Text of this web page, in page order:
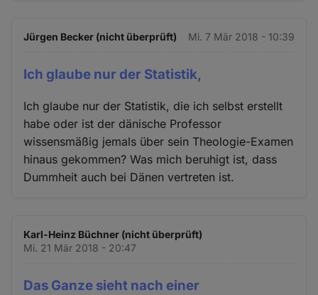
Jürgen Becker (nicht überprüft) Mi. 7 Mär 2018 - 10:39
Ich glaube nur der Statistik,
Ich glaube nur der Statistik, die ich selbst erstellt
habe oder ist der dänische Professor
wissensmäßig jemals über sein Theologie-Examen
hinaus gekommen? Was mich beruhigt ist, dass
Dummheit auch bei Dänen vertreten ist.
Karl-Heinz Büchner (nicht überprüft)
Mi. 21 Mär 2018 - 20:47
Das Ganze sieht nach einer